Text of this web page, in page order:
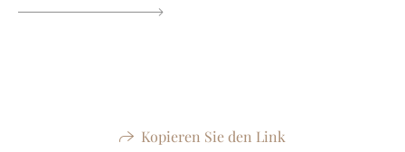
Kopieren Sie den Link